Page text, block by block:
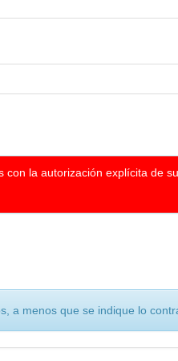
la autorización explícita de
a menos que se indique lo